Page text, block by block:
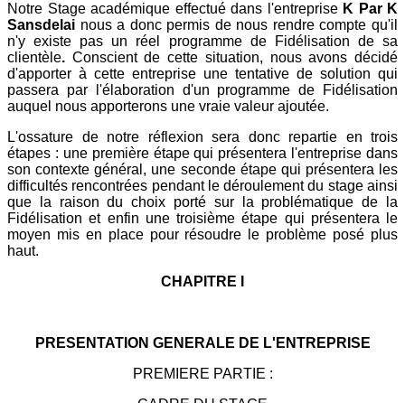
Notre Stage académique effectué dans l'entreprise K Par K
Sansdelai nous a donc permis de nous rendre compte qu'il
n'y existe pas un réel programme de Fidélisation de sa
clientèle. Conscient de cette situation, nous avons décidé
d'apporter à cette entreprise une tentative de solution qui
passera par l'élaboration d'un programme de Fidélisation
auquel nous apporterons une vraie valeur ajoutée.
L'ossature de notre réflexion sera donc repartie en trois
étapes : une première étape qui présentera l'entreprise dans
son contexte général, une seconde étape qui présentera les
difficultés rencontrées pendant le déroulement du stage ainsi
que la raison du choix porté sur la problématique de la
Fidélisation et enfin une troisième étape qui présentera le
moyen mis en place pour résoudre le problème posé plus
haut.
CHAPITRE I
PRESENTATION GENERALE DE L'ENTREPRISE
PREMIERE PARTIE :